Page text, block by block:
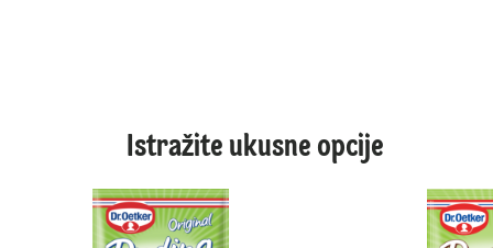
Istražite ukusne opcije